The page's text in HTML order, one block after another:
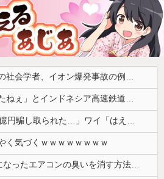
ミヤネ屋に出演した左派の社会学者、イオン爆発事故の例のテナントに理解を示して……
「安物買いの銭失いだったねぇ」とインドネシア高速鉄道の最終処分に日本側騒然、国家予算は使わないというと何が財源なんだ？
積水ハウス「地面師に55億円騙し取られた…」ワイ「はえーかわいそう…会社滅茶苦茶やろなぁ」→
く気づくｗｗｗｗｗｗｗｗ
韓国人「日本のXで話題になったエアコンの臭いを消す方法をご覧ください」→「これマジ？」